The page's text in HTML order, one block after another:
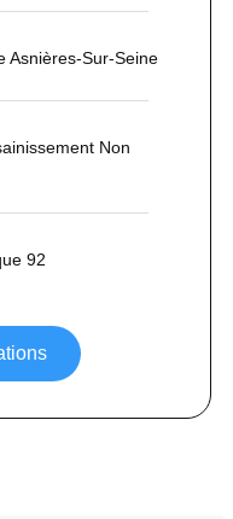
Asnières-Sur-Seine
Non
92